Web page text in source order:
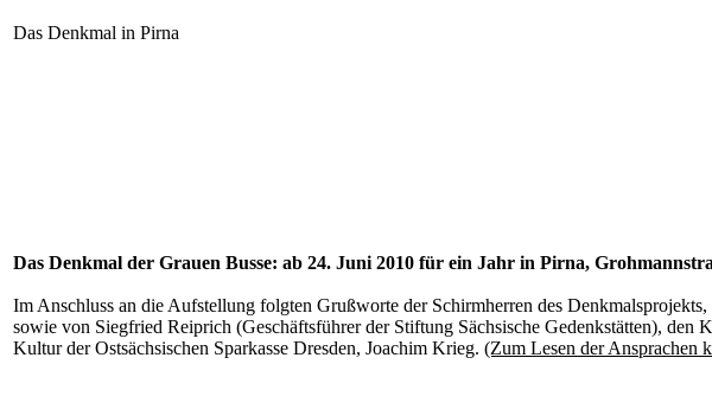
Das Denkmal in Pirna
Das Denkmal der Grauen Busse: ab 24. Juni 2010 für ein Jahr in Pirna,
Im Anschluss an die Aufstellung folgten Grußworte der Schirmherren des
sowie von Siegfried Reiprich (Geschäftsführer der Stiftung Sächsische Gedenkstätten),
Kultur der Ostsächsischen Sparkasse Dresden, Joachim Krieg. (Zum Lesen der Ansprachen